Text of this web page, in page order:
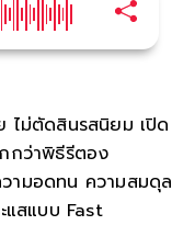
ไม่ตัดสินรสนิยม เปิด
กว่าพิธีรีตอง
ามอดทน ความสมดุล
แสแบบ Fast